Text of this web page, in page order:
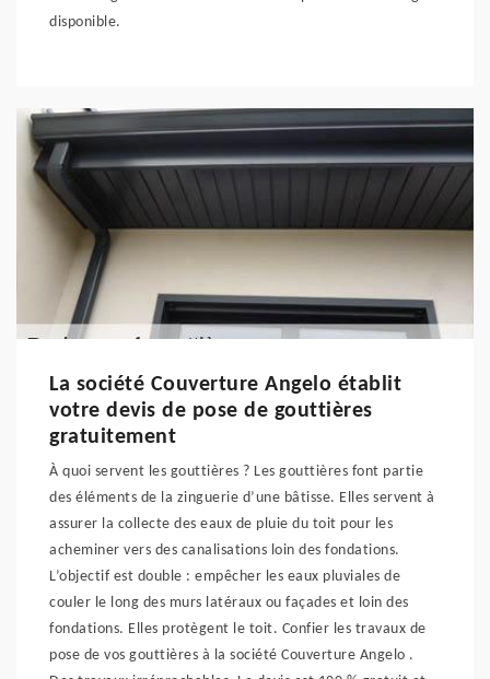
disponible.
La société Couverture Angelo établit
votre devis de pose de gouttières
gratuitement
À quoi servent les gouttières ? Les gouttières font partie
des éléments de la zinguerie d’une bâtisse. Elles servent à
assurer la collecte des eaux de pluie du toit pour les
acheminer vers des canalisations loin des fondations.
L’objectif est double : empêcher les eaux pluviales de
couler le long des murs latéraux ou façades et loin des
fondations. Elles protègent le toit. Confier les travaux de
pose de vos gouttières à la société Couverture Angelo .